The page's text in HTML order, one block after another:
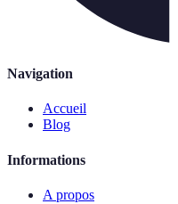
Navigation
Accueil
Blog
Informations
A propos